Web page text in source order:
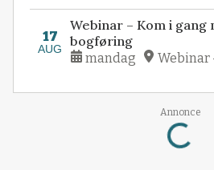
17
AUG
Webinar – Kom i gang
bogføring
mandag Webinar
Annonce
Loading...